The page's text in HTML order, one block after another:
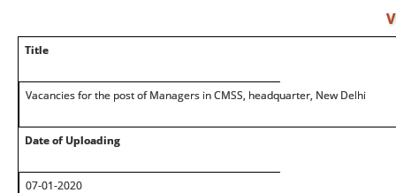
Title
Vacancies for the post of Managers in CMSS, headquarter, New Delhi
Date of Uploading
07-01-2020